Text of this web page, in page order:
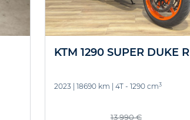
KTM 1290 SUPER DUKE R
2023 18690 km 4T - 1290 cm3
13 990 €